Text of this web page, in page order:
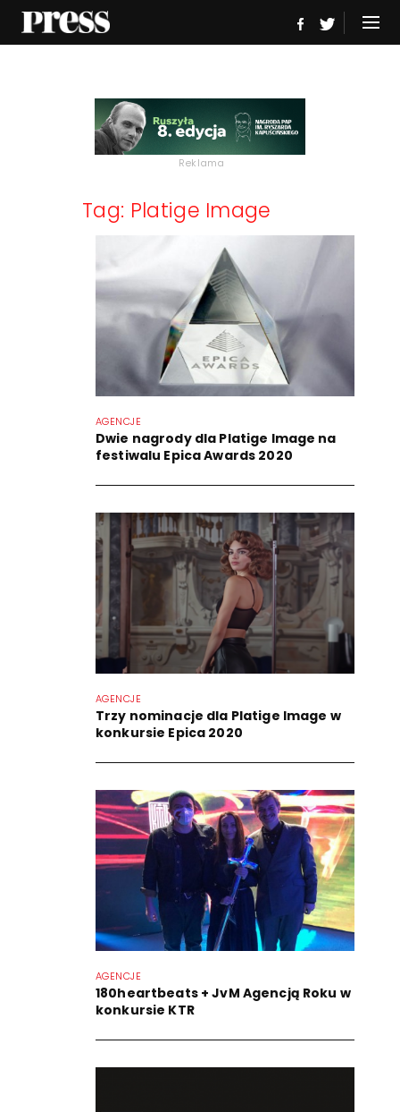
Reklama
Tag: Platige Image
AGENCJE
Dwie nagrody dla Platige Image na
festiwalu Epica Awards 2020
AGENCJE
Trzy nominacje dla Platige Image w
konkursie Epica 2020
AGENCJE
180heartbeats + JvM Agencją Roku w
konkursie KTR